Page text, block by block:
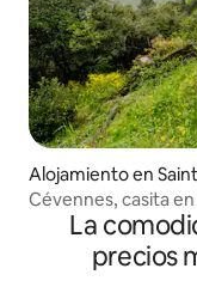
Alojamiento en
Cévennes, casita
La
precios